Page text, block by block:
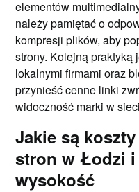
elementów
należy pamiętać o
kompresji plików, aby
strony. Kolejną
lokalnymi firmami oraz
przynieść cenne linki
widoczność marki w
Jakie są
stron w Łodzi i
wysokość